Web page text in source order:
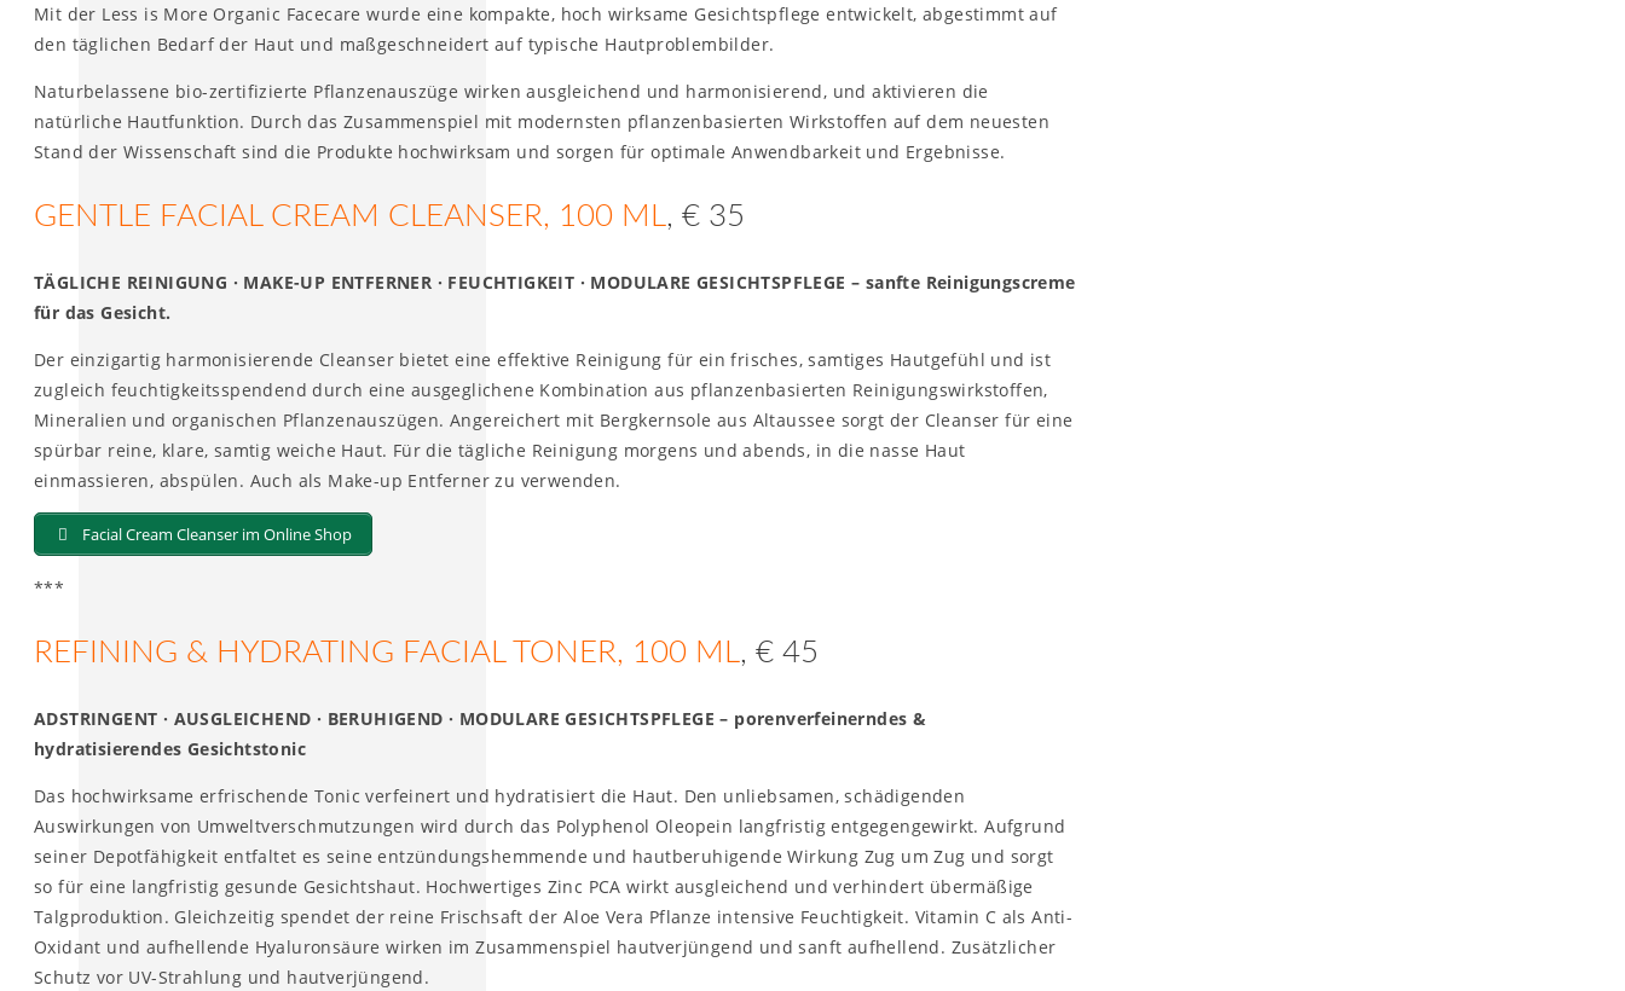
Mit der Less is More Organic Facecare wurde eine kompakte, hoch­ wirksame Gesichtspflege entwickelt, abgestimmt auf
den täglichen Bedarf der Haut und maßgeschneidert auf typische Hautproblembilder.
Naturbelassene bio-zertifizierte Pflanzenauszüge wirken ausgleichend und harmonisierend, und aktivieren die
natürliche Hautfunktion. Durch das Zusammenspiel mit modernsten pflanzenbasierten Wirkstoffen auf dem neuesten
Stand der Wissenschaft sind die Produkte hochwirksam und sorgen für opti­male Anwendbarkeit und Ergebnisse.
GENTLE FACIAL CREAM CLEANSER, 100 ML, € 35
TÄGLICHE REINIGUNG · MAKE-UP ENTFERNER · FEUCHTIGKEIT · MODULARE GESICHTSPFLEGE – sanfte Reinigungscreme
für das Gesicht.
Der einzigartig harmonisierende Cleanser bietet eine effektive Reinigung für ein frisches, samtiges Hautgefühl und ist
zugleich feuchtigkeitsspendend durch eine ausgeglichene Kombination aus pflanzenbasierten Reinigungswirkstoffen,
Mineralien und organischen Pflanzenauszügen. Angereichert mit Bergkernsole aus Altaussee sorgt der Cleanser für eine
spürbar reine, klare, samtig weiche Haut. Für die tägliche Reinigung morgens und abends, in die nasse Haut
einmassieren, abspülen. Auch als Make-up Entferner zu verwenden.
Facial Cream Cleanser im Online Shop
***
REFINING & HYDRATING FACIAL TONER, 100 ML, € 45
ADSTRINGENT · AUSGLEICHEND · BERUHIGEND · MODULARE GESICHTSPFLEGE – porenverfeinerndes &
hydratisierendes Gesichtstonic
Das hochwirksame erfrischende Tonic verfeinert und hydratisiert die Haut. Den unliebsamen, schädigenden
Auswirkungen von Umweltverschmutzungen wird durch das Polyphenol Oleopein langfristig entgegengewirkt. Aufgrund
seiner Depotfähigkeit entfaltet es seine entzündungshemmende und hautberuhigende Wirkung Zug um Zug und sorgt
so für eine langfristig gesunde Gesichtshaut. Hochwertiges Zinc PCA wirkt ausgleichend und verhindert übermäßige
Talgproduktion. Gleichzeitig spendet der reine Frischsaft der Aloe Vera Pflanze intensive Feuchtigkeit. Vitamin C als Anti-
Oxidant und aufhellende Hyaluronsäure wirken im Zusammenspiel hautverjüngend und sanft aufhellend. Zusätzlicher
Schutz vor UV-Strahlung und hautverjüngend.